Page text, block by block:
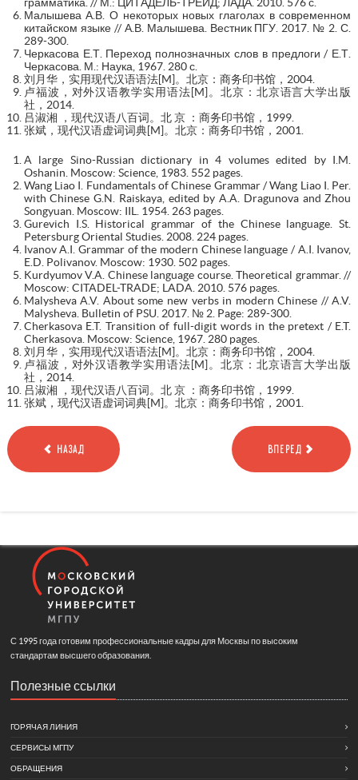
Малышева А.В. О некоторых новых глаголах в современном
китайском языке // А.В. Малышева. Вестник ПГУ. 2017. № 2. С.
289-300.
Черкасова Е.Т. Переход полнозначных слов в предлоги / Е.Т.
Черкасова. М.: Наука, 1967. 280 с.
刘月华，实用现代汉语语法[M]。北京：商务印书馆，2004.
卢福波，对外汉语教学实用语法[M]。北京：北京语言大学出版
社，2014.
吕淑湘 ，现代汉语八百词。北 京 ：商务印书馆，1999.
张斌，现代汉语虚词词典[M]。北京：商务印书馆，2001.
A large Sino-Russian dictionary in 4 volumes edited by I.M.
Oshanin. Moscow: Science, 1983. 552 pages.
Wang Liao I. Fundamentals of Chinese Grammar / Wang Liao I. Per.
with Chinese G.N. Raiskaya, edited by A.A. Dragunova and Zhou
Songyuan. Moscow: IIL. 1954. 263 pages.
Gurevich I.S. Historical grammar of the Chinese language. St.
Petersburg Oriental Studies. 2008. 224 pages.
Ivanov A.I. Grammar of the modern Chinese language / A.I. Ivanov,
E.D. Polivanov. Moscow: 1930. 502 pages.
Kurdyumov V.A. Chinese language course. Theoretical grammar. //
Moscow: CITADEL-TRADE; LADA. 2010. 576 pages.
Malysheva A.V. About some new verbs in modern Chinese // A.V.
Malysheva. Bulletin of PSU. 2017. № 2. Page: 289-300.
Cherkasova E.T. Transition of full-digit words in the pretext / E.T.
Cherkasova. Moscow: Science, 1967. 280 pages.
刘月华，实用现代汉语语法[M]。北京：商务印书馆，2004.
卢福波，对外汉语教学实用语法[M]。北京：北京语言大学出版
社，2014.
吕淑湘 ，现代汉语八百词。北 京 ：商务印书馆，1999.
张斌，现代汉语虚词词典[M]。北京：商务印书馆，2001.
НАЗАД ВПЕРЕД
С 1995 года готовим профессиональные кадры для Москвы по высоким
стандартам высшего образования.
Полезные ссылки
ГОРЯЧАЯ ЛИНИЯ
СЕРВИСЫ МГПУ
ОБРАЩЕНИЯ